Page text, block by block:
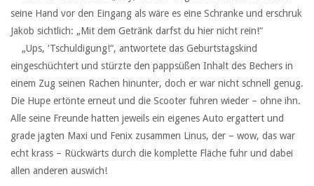
seine Hand vor den Eingang als wäre es eine Schranke und erschruk
Jakob sichtlich: „Mit dem Getränk darfst du hier nicht rein!“
eingeschüchtert und stürzte den pappsüßen Inhalt des Bechers in
einem Zug seinen Rachen hinunter, doch er war nicht schnell genug.
Die Hupe ertönte erneut und die Scooter fuhren wieder – ohne ihn.
Alle seine Freunde hatten jeweils ein eigenes Auto ergattert und
grade jagten Maxi und Fenix zusammen Linus, der – wow, das war
echt krass – Rückwärts durch die komplette Fläche fuhr und dabei
allen anderen auswich!